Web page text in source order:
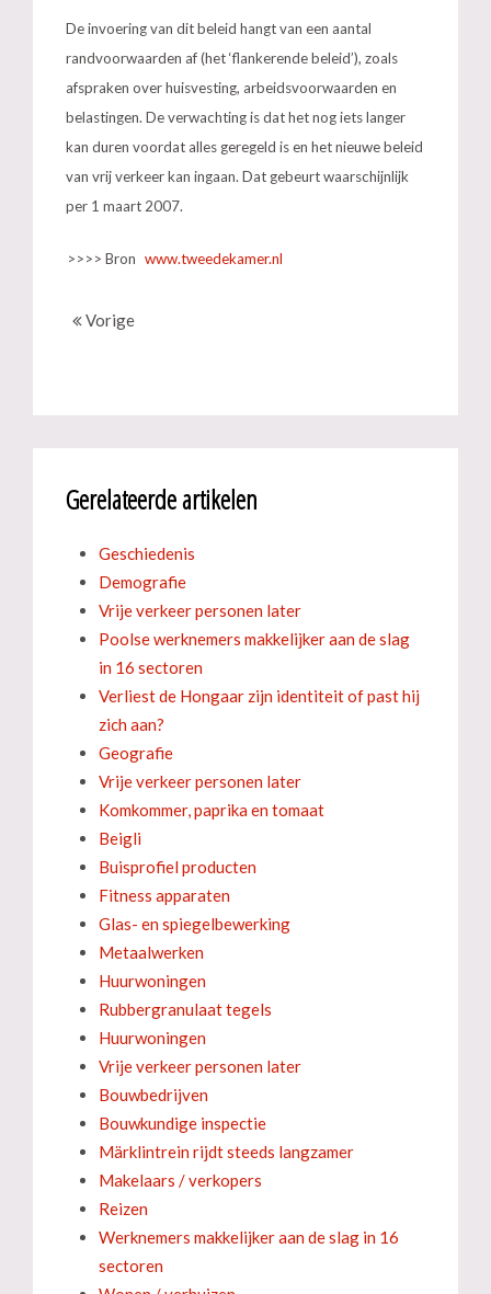
De invoering van dit beleid hangt van een aantal
randvoorwaarden af (het ‘flankerende beleid’), zoals
afspraken over huisvesting, arbeidsvoorwaarden en
belastingen. De verwachting is dat het nog iets langer
kan duren voordat alles geregeld is en het nieuwe beleid
van vrij verkeer kan ingaan. Dat gebeurt waarschijnlijk
per 1 maart 2007.
>>>> Bron www.tweedekamer.nl
Vorige
Gerelateerde artikelen
Geschiedenis
Demografie
Vrije verkeer personen later
Poolse werknemers makkelijker aan de slag
in 16 sectoren
Verliest de Hongaar zijn identiteit of past hij
zich aan?
Geografie
Vrije verkeer personen later
Komkommer, paprika en tomaat
Beigli
Buisprofiel producten
Fitness apparaten
Glas- en spiegelbewerking
Metaalwerken
Huurwoningen
Rubbergranulaat tegels
Huurwoningen
Vrije verkeer personen later
Bouwbedrijven
Bouwkundige inspectie
Märklintrein rijdt steeds langzamer
Makelaars / verkopers
Reizen
Werknemers makkelijker aan de slag in 16
sectoren